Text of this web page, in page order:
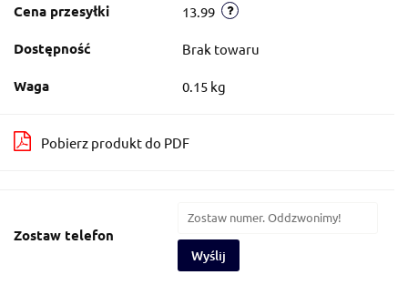
Cena przesyłki 13.99
Dostępność Brak towaru
Waga 0.15 kg
Pobierz produkt do PDF
Zostaw telefon
Wyślij